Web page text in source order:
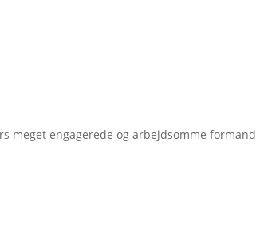
meget engagerede og arbejdsomme